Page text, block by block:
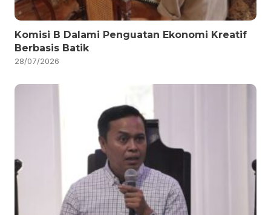
Komisi B Dalami Penguatan Ekonomi Kreatif
Berbasis Batik
28/07/2026